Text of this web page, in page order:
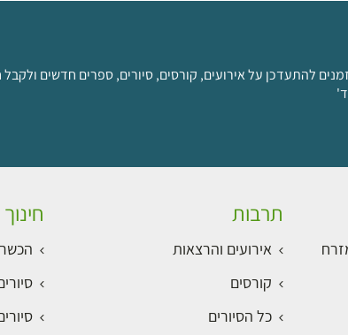
להתעדכן על אירועים, קורסים, סיורים, ספרים חדשים
תרבות
אירועים והרצאות
קורסים
כל הסיורים
חינוך